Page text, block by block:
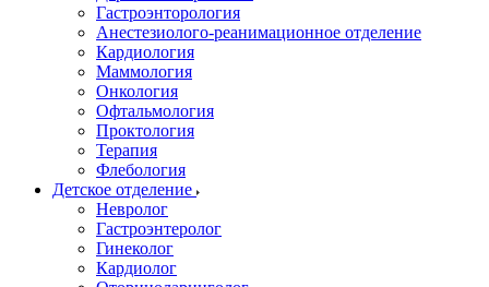
Гастроэнторология
Анестезиолого-реанимационное отделение
Кардиология
Маммология
Онкология
Офтальмология
Проктология
Терапия
Флебология
Детское отделение
Невролог
Гастроэнтеролог
Гинеколог
Кардиолог